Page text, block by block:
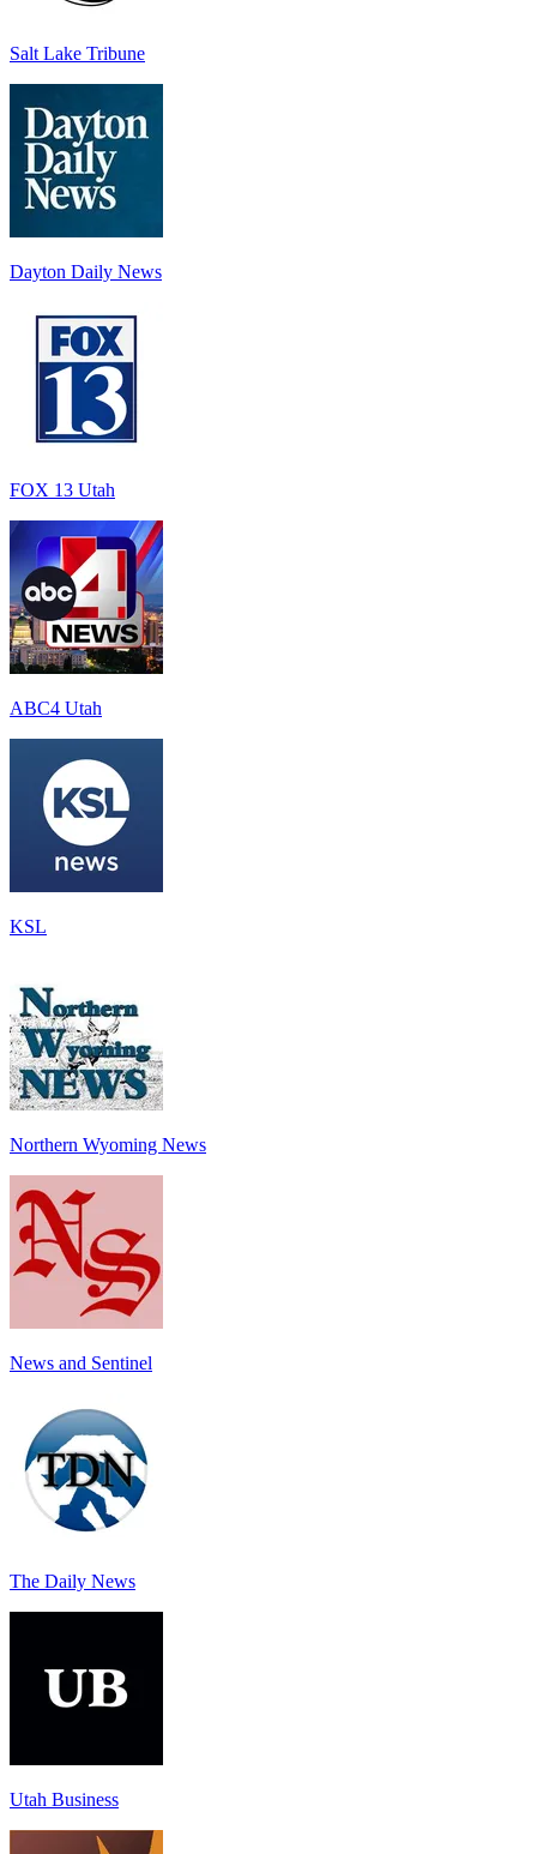
Salt Lake Tribune
Dayton Daily News
FOX 13 Utah
ABC4 Utah
KSL
Northern Wyoming News
News and Sentinel
The Daily News
Utah Business